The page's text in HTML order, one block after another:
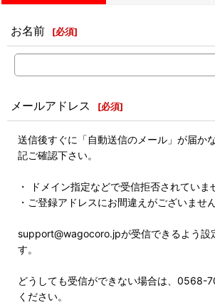
お名前 [必須]
メールアドレス [必須]
送信後すぐに「自動送信のメール」が届か
記ご確認下さい。
・ ドメイン指定などで受信拒否されていま
・ご登録アドレスにお間違えがございませ
support@wagocoro.jpが受信できるよう設
す。
どうしても受信ができない場合は、0568-
ください。